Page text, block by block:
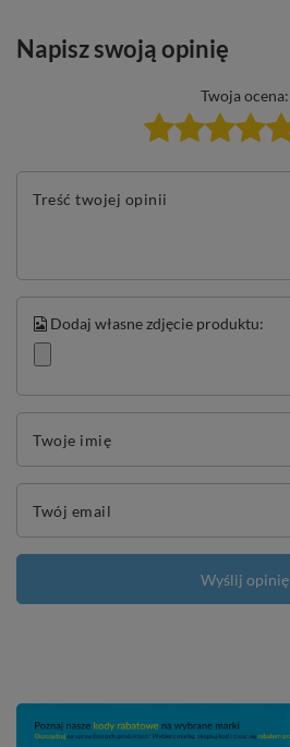
Napisz swoją opinię
Twoja ocena:
Treść twojej opinii
Dodaj własne zdjęcie produktu:
Twoje imię
Twój email
Wyślij opinię